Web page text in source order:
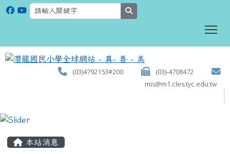
(03)4792153#200
(03)-4708472
mis@m1.cles.tyc.edu.tw
本站消息